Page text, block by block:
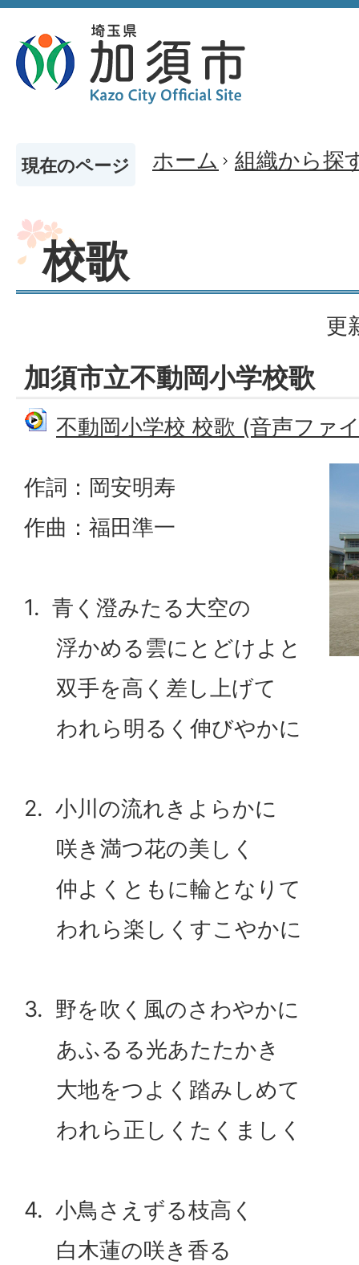
現在のページ ホーム 組織から探
校歌
更
加須市立不動岡小学校歌
不動岡小学校 校歌 (音声ファ
作詞：岡安明寿
作曲：福田準一
1. 青く澄みたる大空の
浮かめる雲にとどけよと
双手を高く差し上げて
われら明るく伸びやかに
2. 小川の流れきよらかに
咲き満つ花の美しく
仲よくともに輪となりて
われら楽しくすこやかに
3. 野を吹く風のさわやかに
あふるる光あたたかき
大地をつよく踏みしめて
われら正しくたくましく
4. 小鳥さえずる枝高く
白木蓮の咲き香る